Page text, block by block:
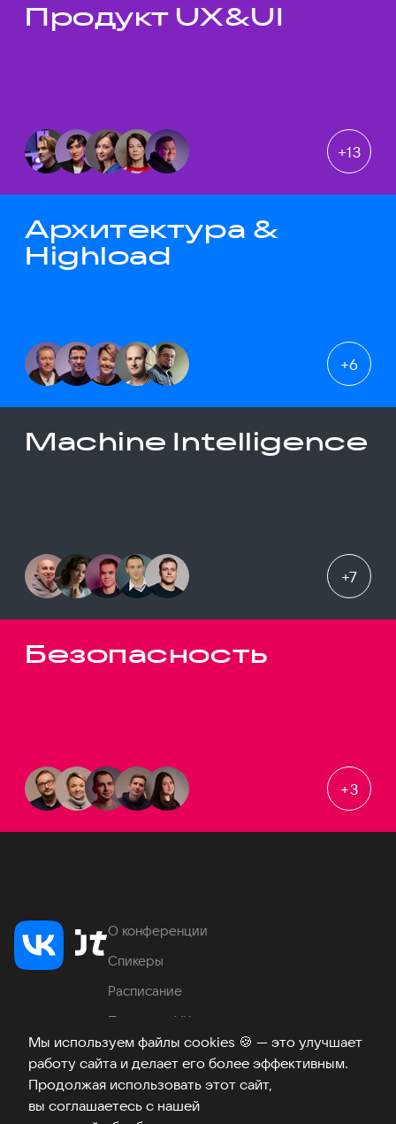
Мы используем файлы cookies 🍪 — это улучшает
работу сайта и делает его более эффективным.
Продолжая использовать этот сайт,
вы соглашаетесь с нашей
Темы докладов
Продукт UX&UI
+13
Архитектура &
Highload
+6
Machine Intelligence
+7
Безопасность
+3
О конференции
Спикеры
Расписание
Продукты VK
Место проведения
Часто задаваемые вопросы